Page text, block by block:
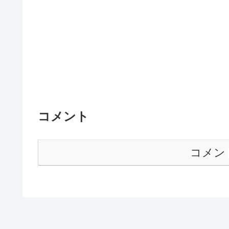
コメント
コメン